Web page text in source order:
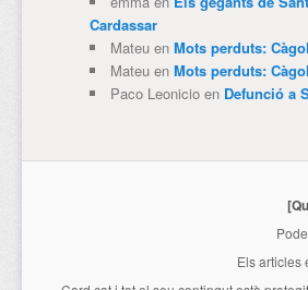
Cardassar
Mateuen Mots perduts:
Mateuen Mots perduts:
Paco Leonicioen Defunció a
Els articles